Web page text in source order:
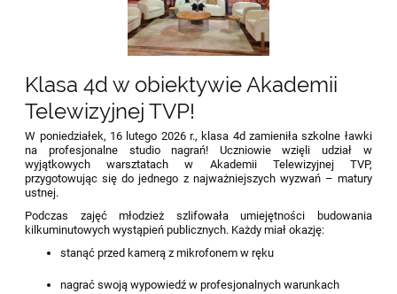
Klasa 4d w obiektywie Akademii
Telewizyjnej TVP!
W poniedziałek, 16 lutego 2026 r., klasa 4d zamieniła szkolne ławki
na profesjonalne studio nagrań! Uczniowie wzięli udział w
wyjątkowych warsztatach w Akademii Telewizyjnej TVP,
przygotowując się do jednego z najważniejszych wyzwań – matury
ustnej.
Podczas zajęć młodzież szlifowała umiejętności budowania
kilkuminutowych wystąpień publicznych. Każdy miał okazję:
stanąć przed kamerą z mikrofonem w ręku
nagrać swoją wypowiedź w profesjonalnych warunkach